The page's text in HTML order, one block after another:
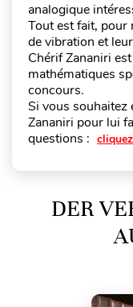
analogique
Tout est fait, pour
de vibration et
Chérif Zananiri
mathématiques
concours.
Si vous souhaitez
Zananiri pour lui
questions :
DER